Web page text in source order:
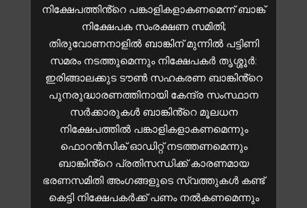
നിക്ഷേപത്തിൻ്റെ പങ്കാളികളാകണമെന്ന് ബാങ്ക്
നിക്ഷേപക സംരക്ഷണ സമിതി;
തിരുവോണനാളിൽ ബാങ്കിന് മുന്നിൽ പട്ടിണി
സമരം നടത്തുമെന്നും നിക്ഷേപകർ തൃശ്ശൂർ:
ഇരിങ്ങാലക്കുട ടൗൺ സഹകരണ ബാങ്കിൻ്റെ
പുനരുദ്ധാരണത്തിനായി കേന്ദ്ര സംസ്ഥാന
സർക്കാരുകൾ ബാങ്കിൻ്റെ മൂലധന
നിക്ഷേപത്തിൽ പങ്കാളികളാകണമെന്നും
ഫൊറൻസിക് ഓഡിറ്റ് നടത്തണമെന്നും
ബാങ്കിൻ്റെ പ്രതിസന്ധിക്ക് കാരണമായ
ഭരണസമിതി അംഗങ്ങളുടെ സ്വത്തുകൾ കണ്ട്
കെട്ടി നിക്ഷേപകർക്ക് പണം നൽകണമെന്നും